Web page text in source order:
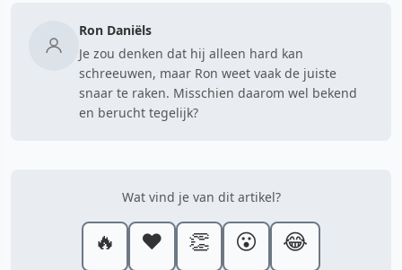
Ron Daniëls
Je zou denken dat hij alleen hard kan
schreeuwen, maar Ron weet vaak de juiste
snaar te raken. Misschien daarom wel bekend
en berucht tegelijk?
Wat vind je van dit artikel?
🔥 ❤️ 👏 😮 😂